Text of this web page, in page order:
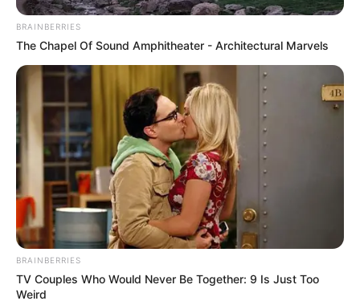
BRAINBERRIES
The Chapel Of Sound Amphitheater - Architectural Marvels
BRAINBERRIES
TV Couples Who Would Never Be Together: 9 Is Just Too
Weird